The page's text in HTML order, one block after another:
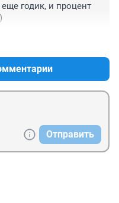
годик, и процент
Отправить